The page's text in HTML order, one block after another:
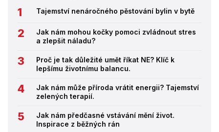
Tajemství nenáročného pěstování bylin v bytě
Jak nám mohou kočky pomoci zvládnout stres
a zlepšit náladu?
Proč je tak důležité umět říkat NE? Klíč k
lepšímu životnímu balancu.
Jak nám může příroda vrátit energii? Tajemství
zelených terapií.
Jak nám předčasné vstávání mění život.
Inspirace z běžných rán